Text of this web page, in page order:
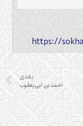
بعدی
احمد بن ابی‌یعقوب